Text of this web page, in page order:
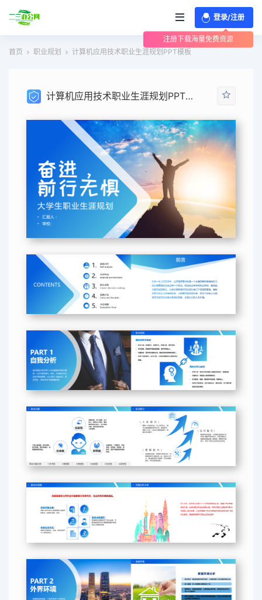
登录/注册
注册下载海量免费资源
首页
职业规划 计算机应用技术职业生涯规划PPT模板
计算机应用技术职业生涯规划PPT模板